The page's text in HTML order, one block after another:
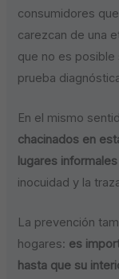
consumidores
carezcan de una
que no es posible
prueba
En el mismo
chacinados en
lugares informales
inocuidad y la
La prevención
hogares: es
hasta que su